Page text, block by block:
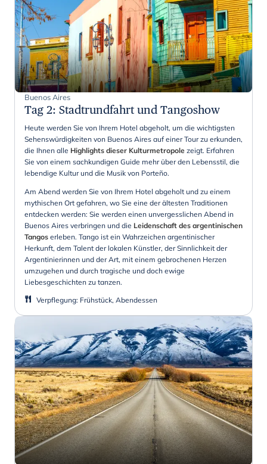
Buenos Aires
Tag 2: Stadtrundfahrt und Tangoshow
Heute werden Sie von Ihrem Hotel abgeholt, um die wichtigsten
Sehenswürdigkeiten von Buenos Aires auf einer Tour zu erkunden,
die Ihnen alle Highlights dieser Kulturmetropole zeigt. Erfahren
Sie von einem sachkundigen Guide mehr über den Lebensstil, die
lebendige Kultur und die Musik von Porteño.
Am Abend werden Sie von Ihrem Hotel abgeholt und zu einem
mythischen Ort gefahren, wo Sie eine der ältesten Traditionen
entdecken werden: Sie werden einen unvergesslichen Abend in
Buenos Aires verbringen und die Leidenschaft des argentinischen
Tangos erleben. Tango ist ein Wahrzeichen argentinischer
Herkunft, dem Talent der lokalen Künstler, der Sinnlichkeit der
Argentinierinnen und der Art, mit einem gebrochenen Herzen
umzugehen und durch tragische und doch ewige
Liebesgeschichten zu tanzen.
Verpflegung: Frühstück, Abendessen